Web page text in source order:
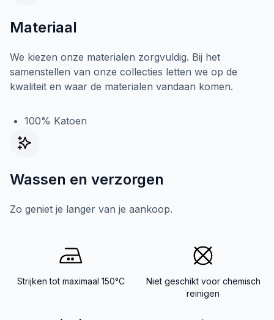
Materiaal
We kiezen onze materialen zorgvuldig. Bij het
samenstellen van onze collecties letten we op de
kwaliteit en waar de materialen vandaan komen.
100% Katoen
Wassen en verzorgen
Zo geniet je langer van je aankoop.
Strijken tot maximaal 150°C
Niet geschikt voor chemisch
reinigen